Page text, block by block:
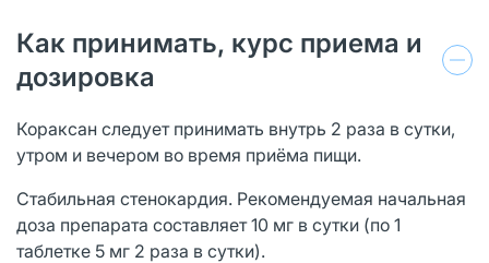
Как принимать, курс приема и
дозировка
Кораксан следует принимать внутрь 2 раза в сутки,
утром и вечером во время приёма пищи.
Стабильная стенокардия. Рекомендуемая начальная
доза препарата составляет 10 мг в сутки (по 1
таблетке 5 мг 2 раза в сутки).